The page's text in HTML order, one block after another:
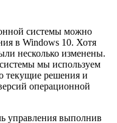
системы можно
в Windows 10. Хотя
несколько изменены.
мы используем
текущие решения и
операционной
управления выполнив